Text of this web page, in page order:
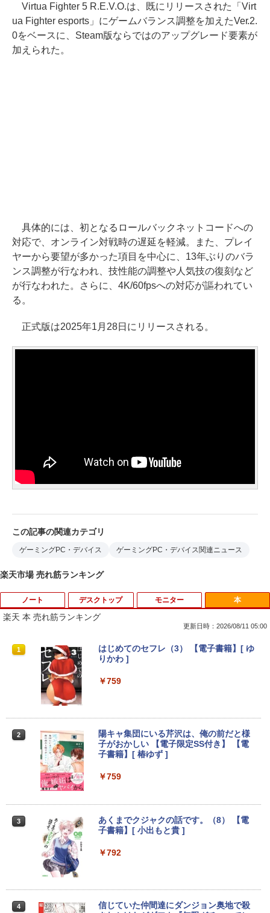
Virtua Fighter 5 R.E.V.O.は、既にリリースされた「Virt
ua Fighter esports」にゲームバランス調整を加えたVer.2.
0をベースに、Steam版ならではのアップグレード要素が
加えられた。
具体的には、初となるロールバックネットコードへの
対応で、オンライン対戦時の遅延を軽減。また、プレイ
ヤーから要望が多かった項目を中心に、13年ぶりのバラ
ンス調整が行なわれ、技性能の調整や人気技の復刻など
が行なわれた。さらに、4K/60fpsへの対応が謳われてい
る。
正式版は2025年1月28日にリリースされる。
この記事の関連カテゴリ
ゲーミングPC・デバイス ゲーミングPC・デバイス関連ニュース
楽天市場 売れ筋ランキング
ノート
1
MS限定クーポンあり! 【Win11正式対
応】Webカメラ&テンキー付き ノートパ
2GB 新品 SSD 256GB 高性能 第8世代 C
￥29,800
【新品】14インチワイド液晶 フルHD ノ
256GB USB3.0 HDMI WEBカメラ Bluet
ooth 無線LAN Windows11 JIS規格 日本
語配列キーボード ノートPC win11【NC
14J】
3
【新品】【楽天1位！】ノートパソコン
デスクトップ
1
地デジ BS TV 視聴 Youtube 動画 23.8 i
n NEC ラビ LAVIE Direct DA570M 整備
SSD512GB ＋ HDD1TB 中古 一体型 WI
￥63,800
【★20％クーポン】MINISFORUM NAB
6 BT5.2 2x2500Mbps LAN有線無線接続
両対応 HDMI×2 /USB-C×2 4K@60Hz 4
画面出力 小型パソコン
￥109,799
-新品- mouse G TUNE DGI5G60JD65D
WHB3 ゲーミングデスクトップ
モニター
1
モバイルモニター HAILESI S123E 12.3
インチ タッチパネル タッチペン対応 モ
3:2比率 100％sRGB広色域 高輝度300nit
￥11,999
【送料無料】TF: DELL デル 超広視野角
イト付 非光沢 ノングレア 液晶ディスプ
レイ 中古液晶モニター 高画質 昇降・回
転可能【3ケ月保証】
￥14,800
JAPANNEXT｜ジャパンネクスト モバイ
ル液晶ディスプレイ(10.5型/IPS/FHD+ 19
本
楽天 本 売れ筋ランキング
更新日時：2026/08/11 05:00
1
はじめてのセフレ（3） 【電子書籍】[ ゆ
りかわ ]
￥759
2
陽キャ集団にいる芹沢は、俺の前だと様
子がおかしい 【電子限定SS付き】 【電
子書籍】[ 椿ゆず ]
￥759
3
あくまでクジャクの話です。（8） 【電
子書籍】[ 小出もと貴 ]
￥792
4
信じていた仲間達にダンジョン奥地で殺